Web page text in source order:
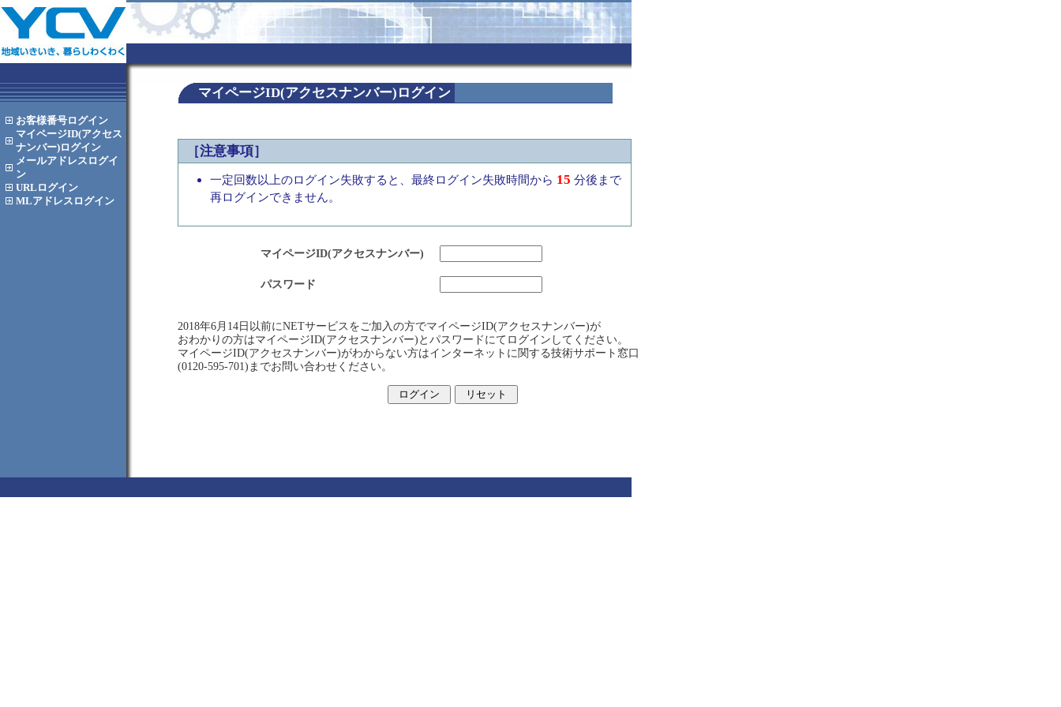
お客様番号ログイン
マイページID(アクセス
ナンバー)ログイン
メールアドレス ログイ
ン
URL ログイン
MLアドレス ログイン
マイページID(アクセスナンバー)ログイン
［注意事項］
一定回数以上のログイン失敗すると、最終ログイン失敗時間から 15 分後まで
再ログインできません。
マイページID(アクセスナンバー)
パスワード
2018年6月14日以前にNETサービスをご加入の方でマイページID(アクセスナンバー)が
おわかりの方はマイページID(アクセスナンバー)とパスワードにてログインしてください。
マイページID(アクセスナンバー)がわからない方はインターネットに関する技術サポート窓口
(0120-595-701)までお問い合わせください。